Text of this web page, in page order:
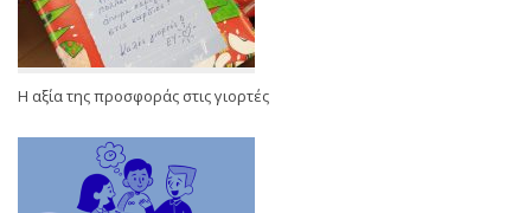
Η αξία της προσφοράς στις γιορτές